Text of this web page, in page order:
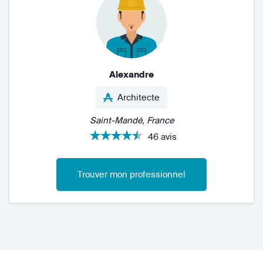
Alexandre
Architecte
Saint-Mandé, France
46 avis
Trouver mon professionnel